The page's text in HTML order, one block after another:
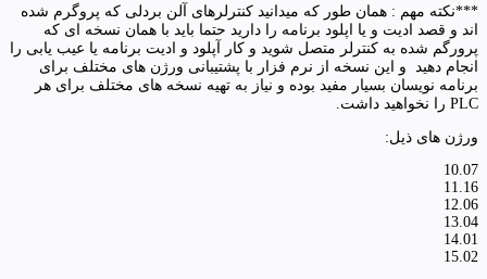
***نکته مهم : همان طور که میدانید کنترلرهای آلن بردلی که پروگرم شده
اند و قصد ادیت و یا اپلود برنامه را دارید حتما باید با همان نسخه ای که
پرورگم شده به کنترلر متصل شوید و کار آپلود و ادیت برنامه یا عیب یابی را
انجام دهید و این نسخه از نرم فزار با پشتیبانی ورژن های مختلف برای
برنامه نویسان بسیار مفید بوده و نیاز به تهیه نسخه های مختلف برای هر
PLC را نخواهید داشت.
ورژن های ذیل:
10.07
11.16
12.06
13.04
14.01
15.02